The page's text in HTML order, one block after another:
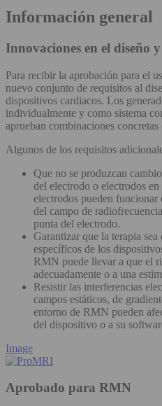
Información general
Innovaciones en el diseño
Para recibir la aprobación para el
nuevo conjunto de requisitos al
dispositivos cardiacos. Los
individualmente y como sistema
aprueban combinaciones
Algunos de los requisitos
Que no se produzcan
del electrodo o electrodos
electrodos pueden
del campo de
punta del electrodo.
Garantizar que la terapia
específicos de los
RMN puede llevar a que el
adecuadamente o a una
Resistir las interferencias
campos estáticos, de
entorno de RMN pueden
del dispositivo o a su
Image
Aprobado para RMN